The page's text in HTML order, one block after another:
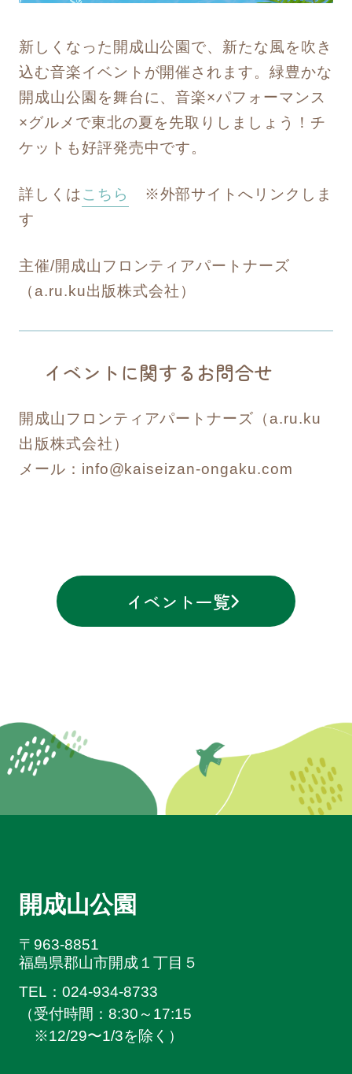
新しくなった開成山公園で、新たな風を吹き
込む音楽イベントが開催されます。緑豊かな
開成山公園を舞台に、音楽×パフォーマンス
×グルメで東北の夏を先取りしましょう！チ
ケットも好評発売中です。
詳しくは こちら
※外部サイトへリンクしま
す
主催/開成山フロンティアパートナーズ
（a.ru.ku出版株式会社）
イベントに関するお問合せ
開成山フロンティアパートナーズ（a.ru.ku
出版株式会社）
メール：info@kaiseizan-ongaku.com
イベント一覧
開成山公園
〒963-8851
福島県郡山市開成１丁目５
TEL：024-934-8733
（受付時間：8:30～17:15
※12/29〜1/3を除く）